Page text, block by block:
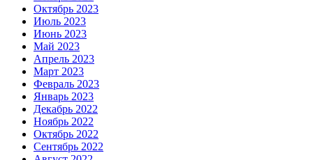
Октябрь 2023
Июль 2023
Июнь 2023
Май 2023
Апрель 2023
Март 2023
Февраль 2023
Январь 2023
Декабрь 2022
Ноябрь 2022
Октябрь 2022
Сентябрь 2022